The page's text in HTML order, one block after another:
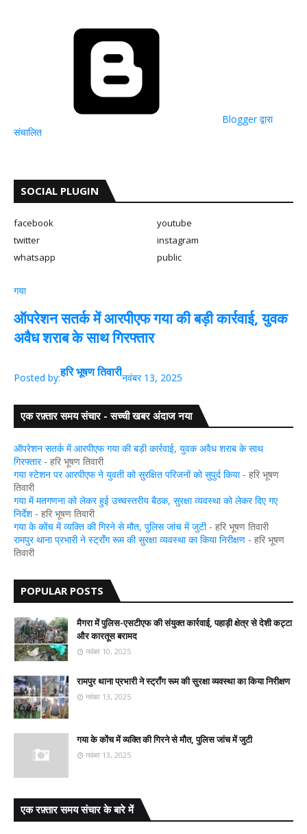
Blogger द्वारा
संचालित
SOCIAL PLUGIN
facebook
youtube
twitter
instagram
whatsapp
public
गया
ऑपरेशन सतर्क में आरपीएफ गया की बड़ी कार्रवाई, युवक
अवैध शराब के साथ गिरफ्तार
Posted by:हरि भूषण तिवारीनवंबर 13, 2025
एक रफ़्तार समय संचार - सच्ची खबर अंदाज नया
ऑपरेशन सतर्क में आरपीएफ गया की बड़ी कार्रवाई, युवक अवैध शराब के साथ
गिरफ्तार- हरि भूषण तिवारी
गया स्टेशन पर आरपीएफ ने युवती को सुरक्षित परिजनों को सुपुर्द किया- हरि भूषण
तिवारी
गया में मतगणना को लेकर हुई उच्चस्तरीय बैठक, सुरक्षा व्यवस्था को लेकर दिए गए
निर्देश- हरि भूषण तिवारी
गया के कोंच में व्यक्ति की गिरने से मौत, पुलिस जांच में जुटी- हरि भूषण तिवारी
रामपुर थाना प्रभारी ने स्ट्रॉंग रूम की सुरक्षा व्यवस्था का किया निरीक्षण - हरि भूषण
तिवारी
POPULAR POSTS
मैगरा में पुलिस-एसटीएफ की संयुक्त कार्रवाई, पहाड़ी क्षेत्र से देशी कट्टा
और कारतूस बरामद
नवंबर 10, 2025
रामपुर थाना प्रभारी ने स्ट्रॉंग रूम की सुरक्षा व्यवस्था का किया निरीक्षण
नवंबर 13, 2025
गया के कोंच में व्यक्ति की गिरने से मौत, पुलिस जांच में जुटी
नवंबर 13, 2025
एक रफ़्तार समय संचार के बारे में